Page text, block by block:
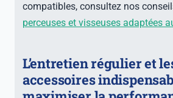
compatibles, consultez nos
perceuses et visseuses adaptées
L’entretien régulier et
accessoires